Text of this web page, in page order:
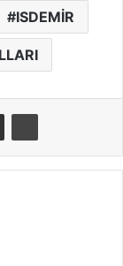
ISDEMİR